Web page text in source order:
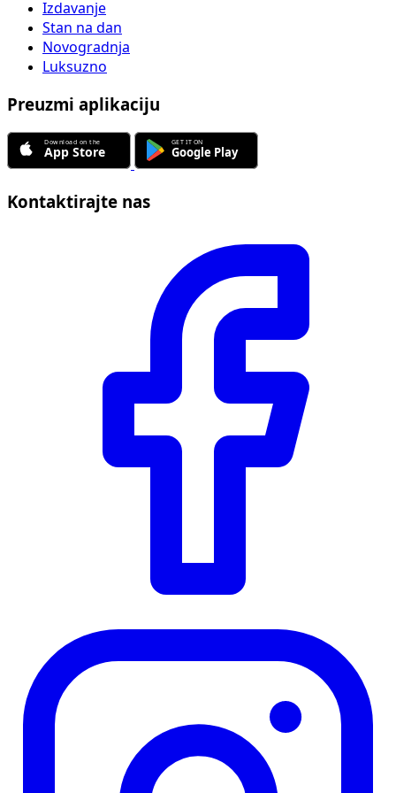
Izdavanje
Stan na dan
Novogradnja
Luksuzno
Preuzmi aplikaciju
Kontaktirajte nas